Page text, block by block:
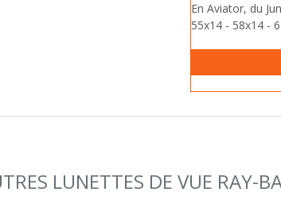
En Aviator, du
55x14 - 58x14 -
LUNETTES DE VUE RAY-